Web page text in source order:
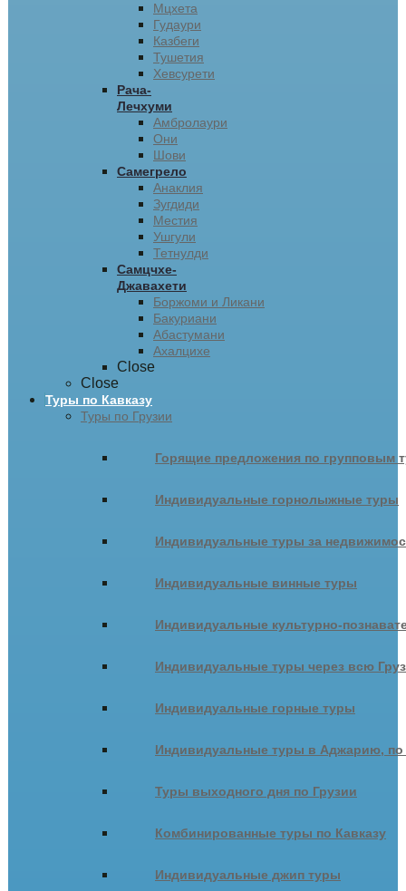
Мцхета
Гудаури
Казбеги
Тушетия
Хевсурети
Рача-
Лечхуми
Амбролаури
Они
Шови
Самегрело
Анаклия
Зугдиди
Местия
Ушгули
Тетнулди
Самцчхе-
Джавахети
Боржоми и Ликани
Бакуриани
Абастумани
Ахалцихе
Close
Close
Туры по Кавказу
Туры по Грузии
Горящие предложения по групповым
Индивидуальные горнолыжные туры
Индивидуальные туры за
Индивидуальные винные туры
Индивидуальные культурно-
Индивидуальные туры через всю
Индивидуальные горные туры
Индивидуальные туры в Аджарию,
Туры выходного дня по Грузии
Комбинированные туры по Кавказу
Индивидуальные джип туры